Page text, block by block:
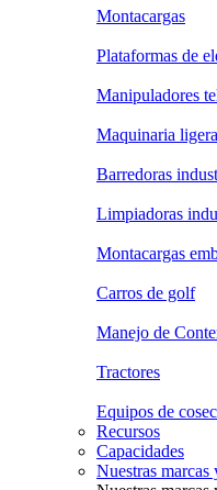
Montacargas
Plataformas de
Manipuladores
Maquinaria
Barredoras
Limpiadoras
Montacargas
Carros de golf
Manejo de
Tractores
Equipos de
Recursos
Capacidades
Nuestras marcas